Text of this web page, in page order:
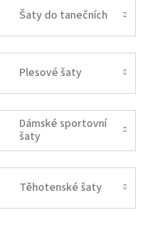
Šaty do tanečních
Plesové šaty
Dámské sportovní
šaty
Těhotenské šaty